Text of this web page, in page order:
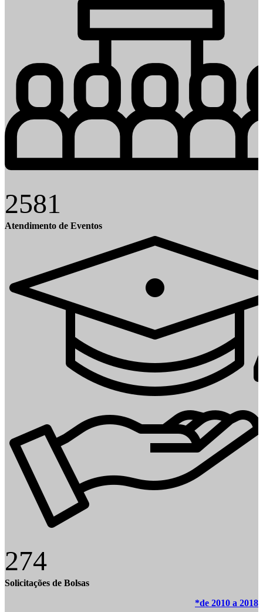
2581
Atendimento de Eventos
274
Solicitações de Bolsas
*de 2010 a 2018